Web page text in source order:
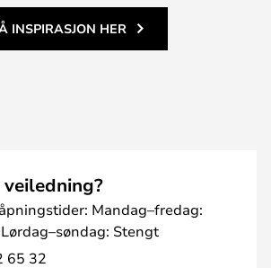
INSPIRASJON HER
Mandag–fredag:
Stengt
65 32